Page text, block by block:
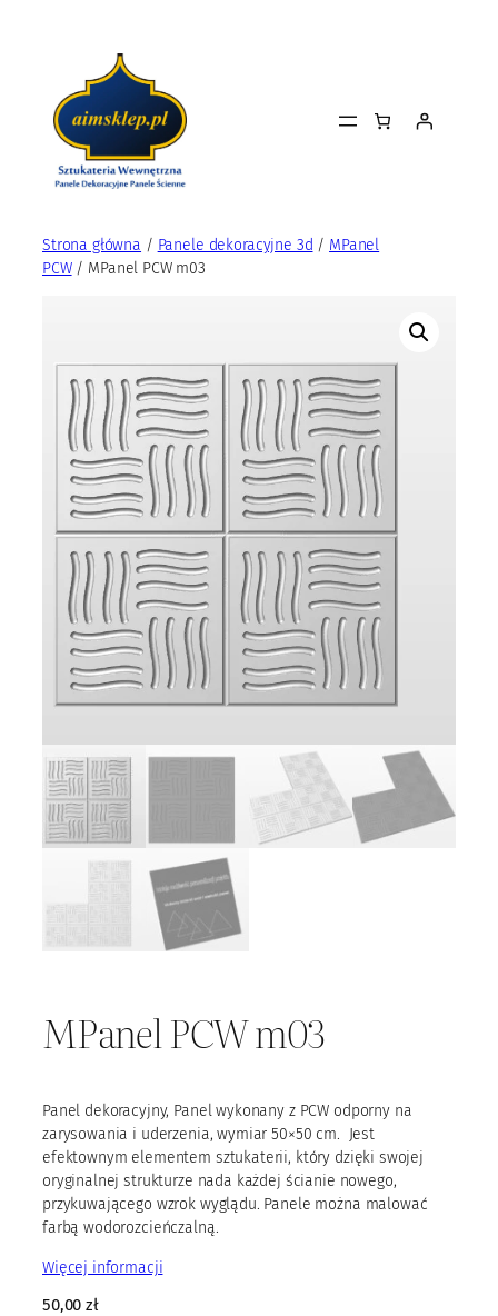
Strona główna / Panele dekoracyjne 3d / MPanel
PCW/ MPanel PCW m03
MPanel PCW m03
Panel dekoracyjny, Panel wykonany z PCW odporny na
zarysowania i uderzenia, wymiar 50×50 cm. Jest
efektownym elementem sztukaterii, który dzięki swojej
oryginalnej strukturze nada każdej ścianie nowego,
przykuwającego wzrok wyglądu. Panele można malować
farbą wodorozcieńczalną.
Więcej informacji
50,00zł